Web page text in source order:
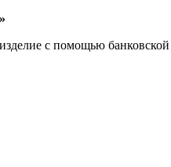
с помощью